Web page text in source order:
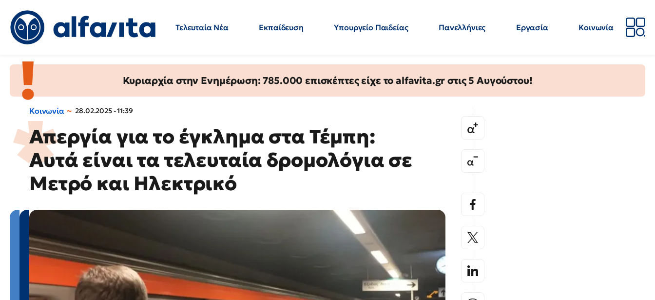
Τελευταία Νέα Εκπαίδευση Υπουργείο Παιδείας Πανελλήνιες Εργασία
Κοινωνία
Κυριαρχία στην Ενημέρωση: 785.000 επισκέπτες είχε το alfavita.gr στις 5 Αυγούστου!
Κοινωνία 28.02.2025 - 11:39
Απεργία για το έγκλημα στα Τέμπη:
Αυτά είναι τα τελευταία δρομολόγια σε
Μετρό και Ηλεκτρικό